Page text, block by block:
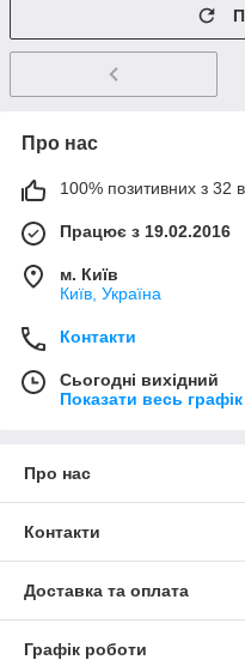
Про нас
100% позитивних з 32
Працює з 19.02.2016
м. Київ
Київ, Україна
Контакти
Сьогодні вихідний
Показати весь
Про нас
Контакти
Доставка та оплата
Графік роботи